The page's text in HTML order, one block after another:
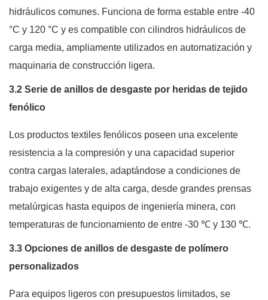
hidráulicos comunes. Funciona de forma estable entre -40
°C y 120 °C y es compatible con cilindros hidráulicos de
carga media, ampliamente utilizados en automatización y
maquinaria de construcción ligera.
3.2 Serie de anillos de desgaste por heridas de tejido
fenólico
Los productos textiles fenólicos poseen una excelente
resistencia a la compresión y una capacidad superior
contra cargas laterales, adaptándose a condiciones de
trabajo exigentes y de alta carga, desde grandes prensas
metalúrgicas hasta equipos de ingeniería minera, con
temperaturas de funcionamiento de entre -30 ℃ y 130 ℃.
3.3 Opciones de anillos de desgaste de polímero
personalizados
Para equipos ligeros con presupuestos limitados, se